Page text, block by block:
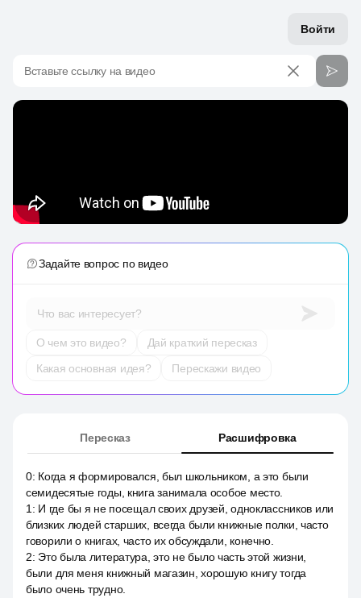
Войти
Вставьте ссылку на видео
Задайте вопрос по видео
Что вас интересует?
О чем это видео?
Дай краткий пересказ
Какая основная идея?
Перескажи видео
Пересказ Расшифровка
0: Когда я формировался, был школьником, а это были
семидесятые годы, книга занимала особое место.
1 : И где бы я не посещал своих друзей, одноклассников или
близких людей старших, всегда были книжные полки, часто
говорили о книгах, часто их обсуждали, конечно.
2: Это была литература, это не было часть этой жизни,
были для меня книжный магазин, хорошую книгу тогда
было очень трудно.